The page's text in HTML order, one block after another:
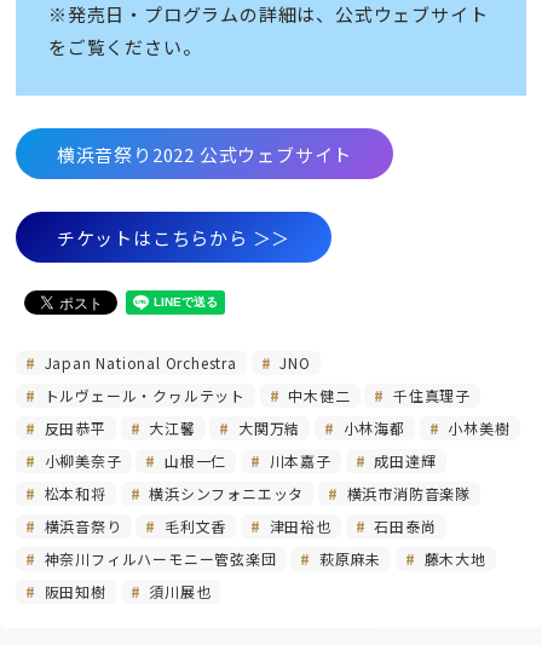
※発売日・プログラムの詳細は、公式ウェブサイト
をご覧ください。
横浜音祭り2022 公式ウェブサイト
チケットはこちらから ＞＞
Japan National Orchestra
JNO
トルヴェール・クヮルテット
中木健二
千住真理子
反田恭平
大江馨 大関万結 小林海都
小林美樹
小柳美奈子
山根一仁 川本嘉子
成田達輝
松本和将
横浜シンフォニエッタ
横浜市消防音楽隊
横浜音祭り
毛利文香 津田裕也
石田泰尚
神奈川フィルハーモニー管弦楽団
萩原麻未
藤木大地
阪田知樹
須川展也